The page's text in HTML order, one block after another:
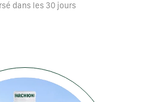
dans les 30 jours